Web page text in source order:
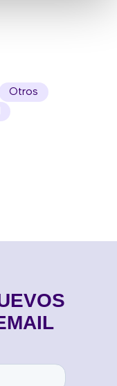
Otros